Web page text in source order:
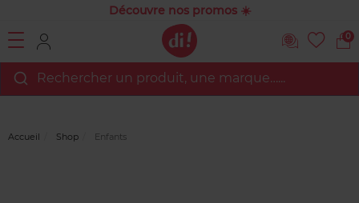
Découvre nos promos ☀️
0
Rechercher un produit, une marque…...
Accueil Shop Enfants